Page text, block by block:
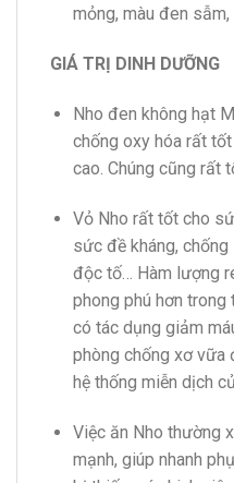
mỏng, màu đen
GIÁ TRỊ DINH DƯỠNG
Nho đen không hạt
chống oxy hóa rất
cao. Chúng cũng rất
Vỏ Nho rất tốt cho
sức đề kháng,
độc tố… Hàm lượng
phong phú hơn
có tác dụng giảm
phòng chống xơ vữa
hệ thống miễn dịch
Việc ăn Nho thường
mạnh, giúp nhanh